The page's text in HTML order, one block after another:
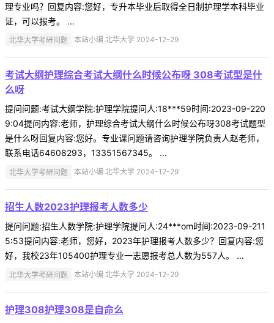
理专业吗？回复内容:您好，专升本毕业后取得全日制护理学本科毕业
证，可以报考。 ...
北华大学考研问题 本站小编 北华大学 2024-12-29
考试大纲护理综合考试大纲什么时候公布呀 308考试型是什
么呀
提问问题:考试大纲学院:护理学院提问人:18***59时间:2023-09-220
9:04提问内容:老师，护理综合考试大纲什么时候公布呀308考试题型
是什么呀回复内容:您好。专业课问题请咨询护理学院负责人赵老师，
联系电话64608293，13351567345。 ...
北华大学考研问题 本站小编 北华大学 2024-12-29
招生人数2023护理报考人数多少
提问问题:招生人数学院:护理学院提问人:24***om时间:2023-09-211
5:53提问内容:老师，您好，2023年护理报考人数多少？回复内容:您
好，我校23年105400护理专业一志愿报考总人数为557人。 ...
北华大学考研问题 本站小编 北华大学 2024-12-29
护理308护理308是自命么